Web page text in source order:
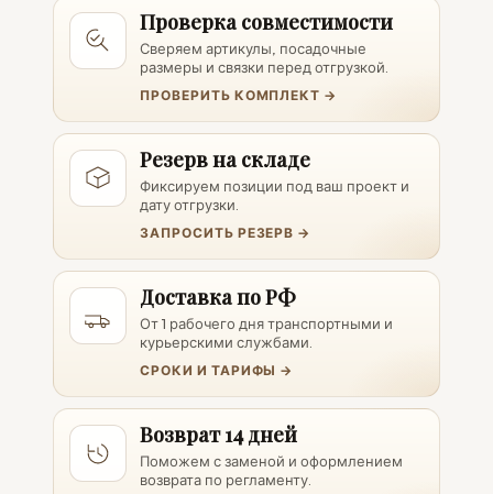
Проверка совместимости
Сверяем артикулы, посадочные
размеры и связки перед отгрузкой.
ПРОВЕРИТЬ КОМПЛЕКТ →
Резерв на складе
Фиксируем позиции под ваш проект и
дату отгрузки.
ЗАПРОСИТЬ РЕЗЕРВ →
Доставка по РФ
От 1 рабочего дня транспортными и
курьерскими службами.
СРОКИ И ТАРИФЫ →
Возврат 14 дней
Поможем с заменой и оформлением
возврата по регламенту.